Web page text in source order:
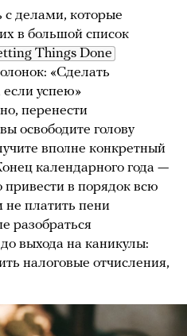
с делами, которые
в большой список
Things Done
«Сделать
если успею»
перенести
освободите голову
вполне конкретный
календарного года —
в порядок всю
не платить пени
разобраться
выхода на каникулы:
налоговые отчисления,